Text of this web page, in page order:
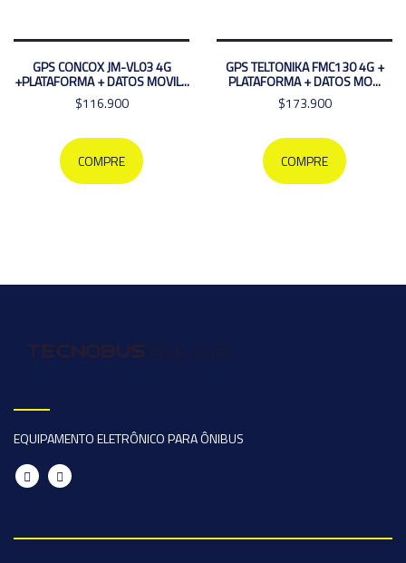
GPS CONCOX JM-VL03 4G
+PLATAFORMA + DATOS MOVIL...
$116.900
COMPRE
GPS TELTONIKA FMC130 4G +
PLATAFORMA + DATOS MO...
$173.900
COMPRE
EQUIPAMENTO ELETRÔNICO PARA ÔNIBUS